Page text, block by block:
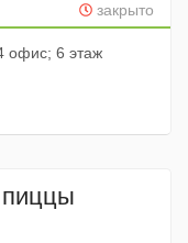
закрыто
офис; 6 этаж